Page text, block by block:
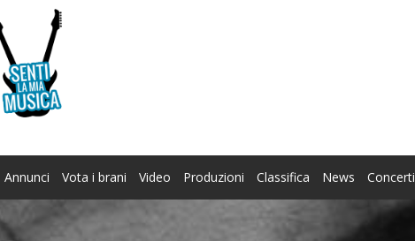
Annunci Vota i brani Video Produzioni Classifica News Concerti